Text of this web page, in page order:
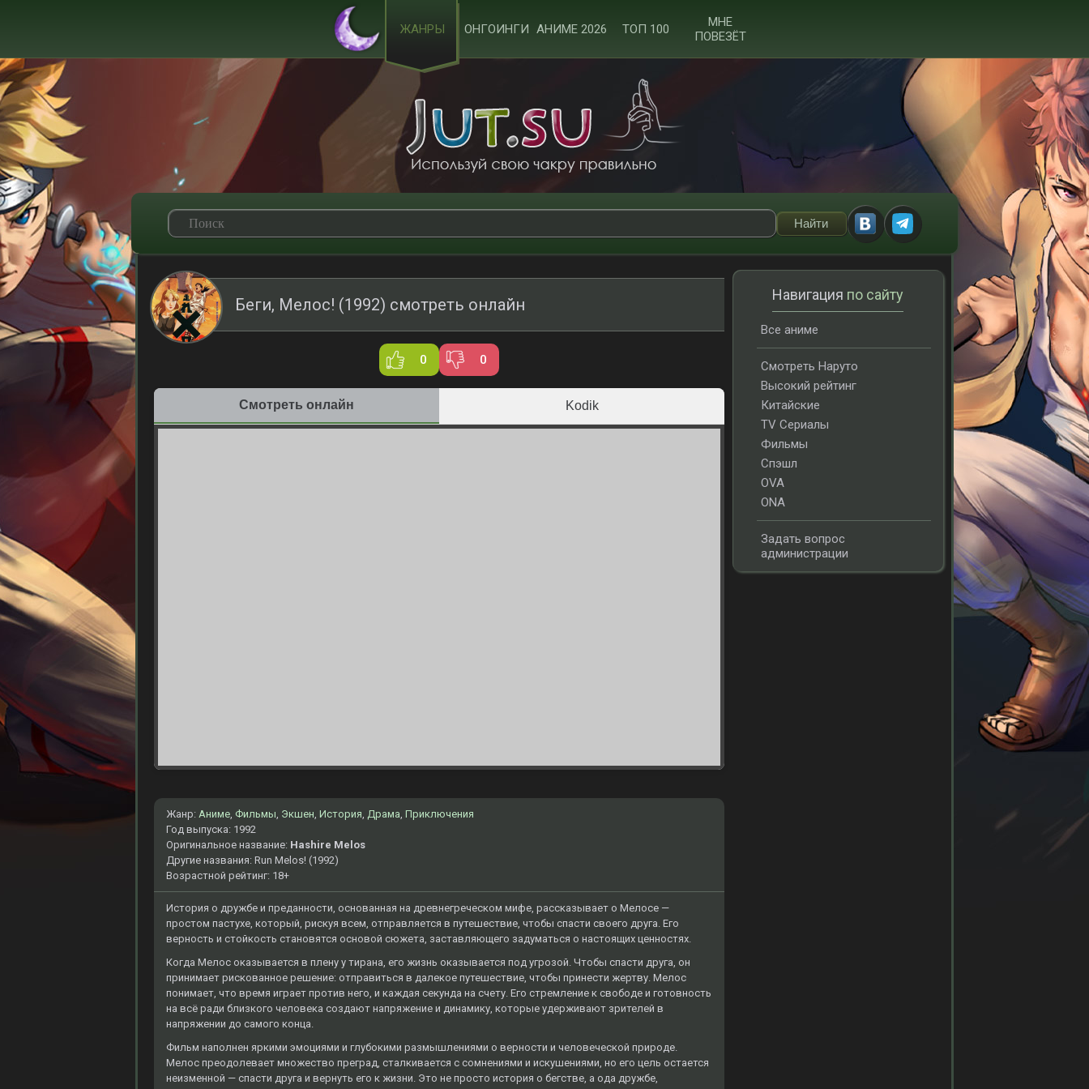
ЖАНРЫ ОНГОИНГИ АНИМЕ 2026 ТОП 100
МНЕ
ПОВЕЗЁТ
Беги, Мелос! (1992) смотреть онлайн
0 0
Смотреть онлайн Kodik
Жанр: Аниме, Фильмы, Экшен, История, Драма, Приключения
Год выпуска: 1992
Оригинальное название: Hashire Melos
Другие названия: Run Melos! (1992)
Возрастной рейтинг: 18+
История о дружбе и преданности, основанная на древнегреческом мифе, рассказывает о Мелосе —
простом пастухе, который, рискуя всем, отправляется в путешествие, чтобы спасти своего друга. Его
верность и стойкость становятся основой сюжета, заставляющего задуматься о настоящих ценностях.
Когда Мелос оказывается в плену у тирана, его жизнь оказывается под угрозой. Чтобы спасти друга, он
принимает рискованное решение: отправиться в далекое путешествие, чтобы принести жертву. Мелос
понимает, что время играет против него, и каждая секунда на счету. Его стремление к свободе и готовность
на всё ради близкого человека создают напряжение и динамику, которые удерживают зрителей в
напряжении до самого конца.
Фильм наполнен яркими эмоциями и глубокими размышлениями о верности и человеческой природе.
Мелос преодолевает множество преград, сталкивается с сомнениями и искушениями, но его цель остается
неизменной — спасти друга и вернуть его к жизни. Это не просто история о бегстве, а ода дружбе,
Навигация по сайту
Все аниме
Смотреть Наруто
Высокий рейтинг
Китайские
TV Сериалы
Фильмы
Спэшл
OVA
ONA
Задать вопрос
администрации